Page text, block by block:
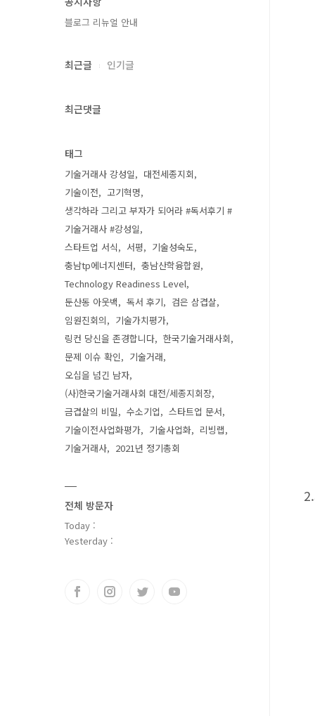
블로그 리뉴얼 안내
최근글 인기글
최근댓글
태그
기술거래사 강성일
대전세종지회
기술이전
고기혁명
생각하라 그리고 부자가 되어라 #독서후기 #
기술거래사 #강성일
스타트업 서식
서평
기술성숙도
충남tp에너지센터
충남산학융합원
Technology Readiness Level
둔산동 아웃백
독서 후기
검은 삼겹살
임원진회의
기술가치평가
링컨 당신을 존경합니다
한국기술거래사회
문제 이슈 확인
기술거래
오십을 넘긴 남자
(사)한국기술거래사회 대전/세종지회장
금겹살의 비밀
수소기업
스타트업 문서
기술이전사업화평가
기술사업화
리빙랩
기술거래사
2021년 정기총회
전체 방문자
Today :
Yesterday :